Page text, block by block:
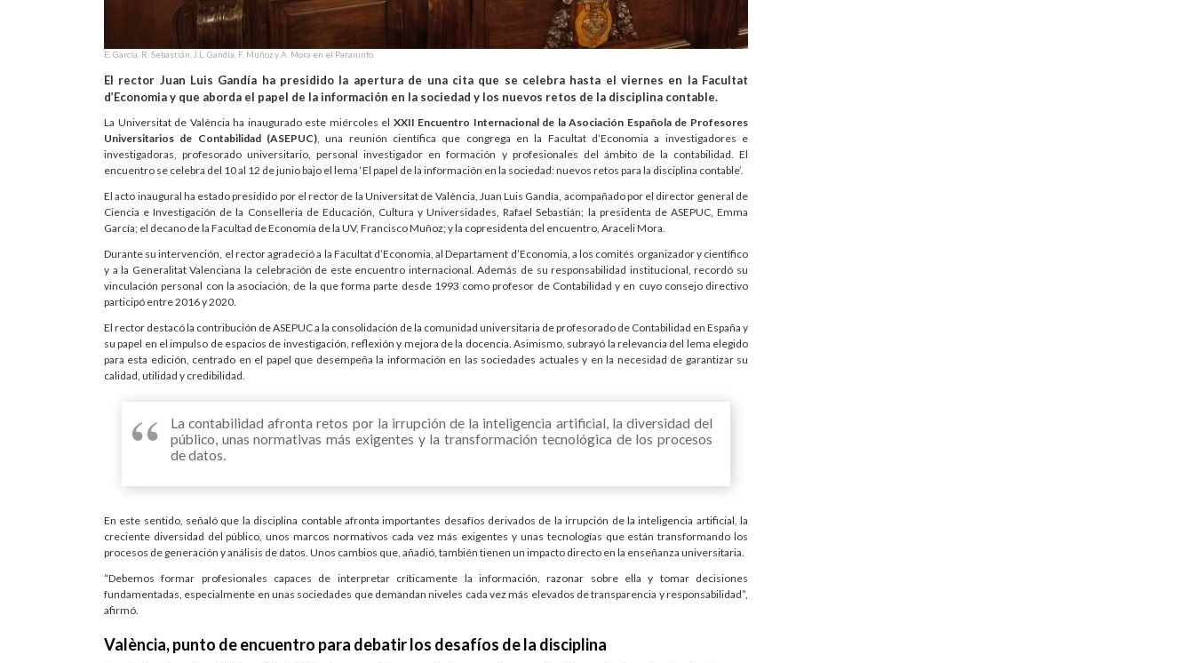
E. García, R. Sebastián, J.L. Gandía, F. Muñoz y A. Mora en el Paraninfo.
El rector Juan Luis Gandía ha presidido la apertura de una cita que se celebra hasta el viernes en la Facultat
d’Economia y que aborda el papel de la información en la sociedad y los nuevos retos de la disciplina contable.
La Universitat de València ha inaugurado este miércoles el XXII Encuentro Internacional de la Asociación Española de Profesores
Universitarios de Contabilidad (ASEPUC), una reunión científica que congrega en la Facultat d’Economia a investigadores e
investigadoras, profesorado universitario, personal investigador en formación y profesionales del ámbito de la contabilidad. El
encuentro se celebra del 10 al 12 de junio bajo el lema ‘El papel de la información en la sociedad: nuevos retos para la disciplina contable’.
El acto inaugural ha estado presidido por el rector de la Universitat de València, Juan Luis Gandía, acompañado por el director general de
Ciencia e Investigación de la Conselleria de Educación, Cultura y Universidades, Rafael Sebastián; la presidenta de ASEPUC, Emma
García; el decano de la Facultad de Economía de la UV, Francisco Muñoz; y la copresidenta del encuentro, Araceli Mora.
Durante su intervención, el rector agradeció a la Facultat d’Economia, al Departament d’Economia, a los comités organizador y científico
y a la Generalitat Valenciana la celebración de este encuentro internacional. Además de su responsabilidad institucional, recordó su
vinculación personal con la asociación, de la que forma parte desde 1993 como profesor de Contabilidad y en cuyo consejo directivo
participó entre 2016 y 2020.
El rector destacó la contribución de ASEPUC a la consolidación de la comunidad universitaria de profesorado de Contabilidad en España y
su papel en el impulso de espacios de investigación, reflexión y mejora de la docencia. Asimismo, subrayó la relevancia del lema elegido
para esta edición, centrado en el papel que desempeña la información en las sociedades actuales y en la necesidad de garantizar su
calidad, utilidad y credibilidad.
La contabilidad afronta retos por la irrupción de la inteligencia artificial, la diversidad del
público, unas normativas más exigentes y la transformación tecnológica de los procesos
de datos.
En este sentido, señaló que la disciplina contable afronta importantes desafíos derivados de la irrupción de la inteligencia artificial, la
creciente diversidad del público, unos marcos normativos cada vez más exigentes y unas tecnologías que están transformando los
procesos de generación y análisis de datos. Unos cambios que, añadió, también tienen un impacto directo en la enseñanza universitaria.
“Debemos formar profesionales capaces de interpretar críticamente la información, razonar sobre ella y tomar decisiones
fundamentadas, especialmente en unas sociedades que demandan niveles cada vez más elevados de transparencia y responsabilidad”,
afirmó.
València, punto de encuentro para debatir los desafíos de la disciplina